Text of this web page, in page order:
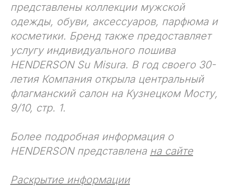
представлены коллекции мужской
одежды, обуви, аксессуаров, парфюма и
косметики. Бренд также предоставляет
услугу индивидуального пошива
HENDERSON Su Misura. В год своего 30-
летия Компания открыла центральный
флагманский салон на Кузнецком Мосту,
9/10, стр. 1.
Более подробная информация о
HENDERSON представлена на сайте
Раскрытие информации